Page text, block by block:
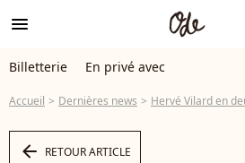
menu
Billetterie En privé avec
Accueil Dernières news Hervé Vilard en deuil : son tuteur
arrow_left RETOUR ARTICLE